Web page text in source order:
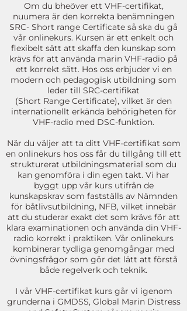
Om du bheöver ett VHF-certifikat,
nuumera är den korrekta benämningen
SRC- Short range Certificate så ska du gå
vår onlinekurs. Kursen är ett enkelt och
flexibelt sätt att skaffa den kunskap som
krävs för att använda marin VHF-radio på
ett korrekt sätt. Hos oss erbjuder vi en
modern och pedagogisk utbildning som
leder till SRC-certifikat
(Short Range Certificate), vilket är den
internationellt erkända behörigheten för
VHF-radio med DSC-funktion.
När du väljer att ta ditt VHF-certifikat som
en onlinekurs hos oss får du tillgång till ett
strukturerat utbildningsmaterial som du
kan genomföra i din egen takt. Vi har
byggt upp vår kurs utifrån de
kunskapskrav som fastställs av Nämnden
för båtlivsutbildning, NFB, vilket innebär
att du studerar exakt det som krävs för att
klara examinationen och använda din VHF-
radio korrekt i praktiken. Vår onlinekurs
kombinerar tydliga genomgångar med
övningsfrågor som gör det lätt att förstå
både regelverk och teknik.
I vår VHF-certifikat kurs går vi igenom
grunderna i GMDSS, Global Marin Distress